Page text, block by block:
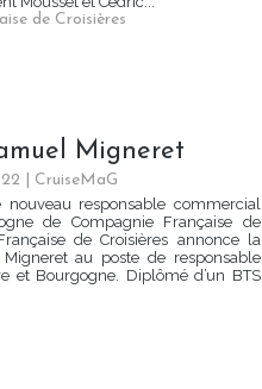
de Croisières
Migneret
CruiseMaG
responsable commercial
de Compagnie Française de
de Croisières annonce la
au poste de responsable
et Bourgogne. Diplômé d’un BTS